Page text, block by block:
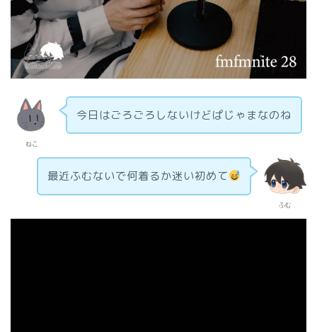
ねこ
今日はごろごろしないけどぱじゃまなのね
ふむ
最近ふむないで何着るか迷い初めて